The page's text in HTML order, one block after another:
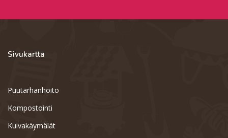
Sivukartta
Puutarhanhoito
Kompostointi
Kuivakäymälät